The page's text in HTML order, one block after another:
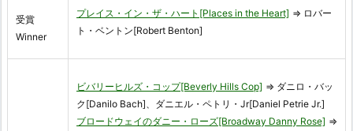
受賞
Winner
プレイス・イン・ザ・ハート[Places in the Heart] ⇒ ロバー
ト・ベントン[Robert Benton]
ビバリーヒルズ・コップ[Beverly Hills Cop] ⇒ ダニロ・バッ
ク[Danilo Bach]、ダニエル・ペトリ・Jr[Daniel Petrie Jr.]
ブロードウェイのダニー・ローズ[Broadway Danny Rose] ⇒